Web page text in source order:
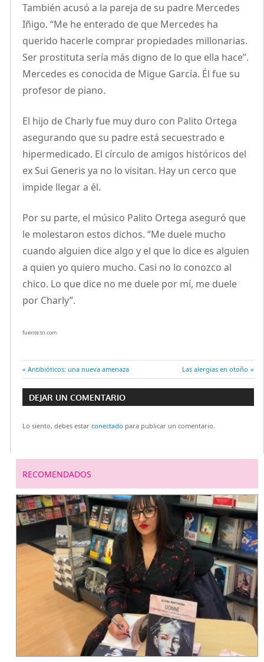
También acusó a la pareja de su padre Mercedes
Iñigo. “Me he enterado de que Mercedes ha
querido hacerle comprar propiedades millonarias.
Ser prostituta sería más digno de lo que ella hace”.
Mercedes es conocida de Migue García. Él fue su
profesor de piano.
El hijo de Charly fue muy duro con Palito Ortega
asegurando que su padre está secuestrado e
hipermedicado. El círculo de amigos históricos del
ex Sui Generis ya no lo visitan. Hay un cerco que
impide llegar a él.
Por su parte, el músico Palito Ortega aseguró que
le molestaron estos dichos. “Me duele mucho
cuando alguien dice algo y el que lo dice es alguien
a quien yo quiero mucho. Casi no lo conozco al
chico. Lo que dice no me duele por mí, me duele
por Charly”.
fuente:tn.com
Navegación
de
entradas
Entrada
anterior:
Antibióticos: una nueva amenaza
Entrada
siguiente:
Las alergias en otoño
DEJAR UN COMENTARIO
Lo siento, debes estar conectado para publicar un comentario.
RECOMENDADOS